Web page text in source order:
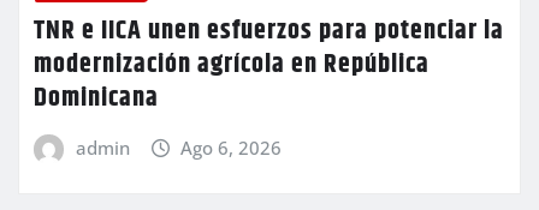
TNR e IICA unen esfuerzos para potenciar la
modernización agrícola en República
Dominicana
admin Ago 6, 2026